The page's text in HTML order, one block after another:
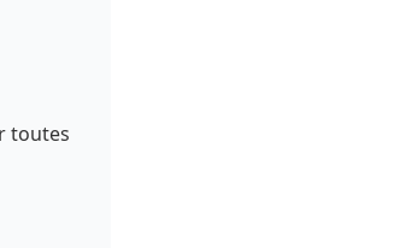
toutes